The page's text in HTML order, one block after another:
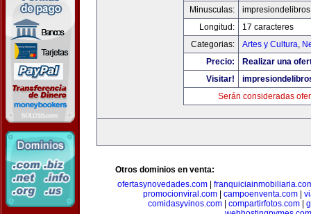
Minusculas:
Longitud:
17 caracteres
Categorias:
Artes y Cultura,
Precio:
Realizar una
Visitar!
Serán consideradas
Otros dominios en venta:
ofertasynovedades.com|
promocionviral.com
campoenventa.com
comidasyvinos.com| compartirfotos.com|